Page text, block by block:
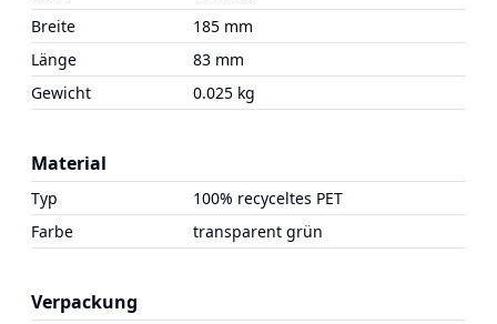
Breite
185 mm
Länge
83 mm
Gewicht
0.025 kg
Material
Typ
100% recyceltes PET
Farbe
transparent grün
Verpackung